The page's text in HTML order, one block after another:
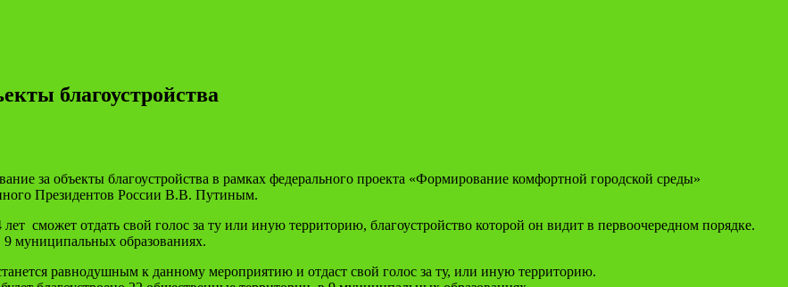
благоустройства
за объекты благоустройства в рамках федерального проекта «Формирование комфортной городской среды»
Президентов России В.В. Путиным.
сможет отдать свой голос за ту или иную территорию, благоустройство которой он видит в первоочередном порядке.
муниципальных образованиях.
равнодушным к данному мероприятию и отдаст свой голос за ту, или иную территорию.